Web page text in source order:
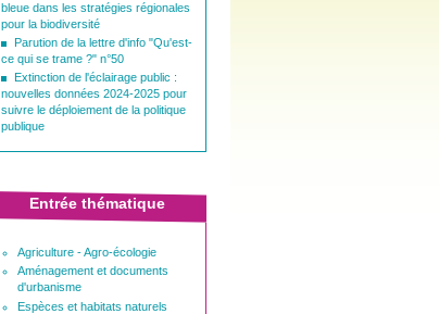
bleue dans les stratégies régionales
pour la biodiversité
Parution de la lettre d'info "Qu'est-
ce qui se trame ?" n°50
Extinction de l'éclairage public :
nouvelles données 2024-2025 pour
suivre le déploiement de la politique
publique
Entrée thématique
Agriculture - Agro-écologie
Aménagement et documents
d'urbanisme
Espèces et habitats naturels